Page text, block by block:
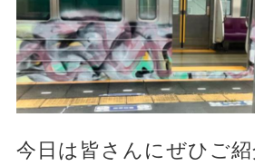
今日は皆さんにぜひご